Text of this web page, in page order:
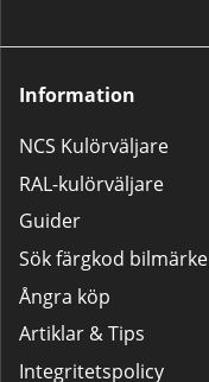
Information
NCS Kulörväljare
RAL-kulörväljare
Guider
Sök färgkod bilmärke
Ångra köp
Artiklar & Tips
Integritetspolicy